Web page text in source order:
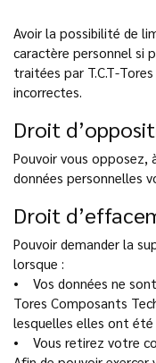
Avoir la possibilité de
caractère personnel si
traitées par T.C.T-
incorrectes.
Droit
Pouvoir vous
données personnelles
Droit
Pouvoir demander la
lorsque :
• Vos données ne
Tores Composants
lesquelles elles ont
• Vous retirez votre